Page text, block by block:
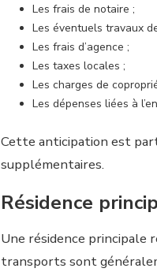
Les frais de notaire ;
Les éventuels travaux
Les frais d’agence ;
Les taxes locales ;
Les charges de
Les dépenses liées à
Cette anticipation est
supplémentaires.
Résidence
Une résidence principale
transports sont